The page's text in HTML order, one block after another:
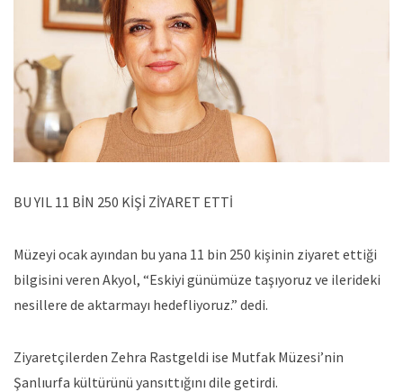
BU YIL 11 BİN 250 KİŞİ ZİYARET ETTİ
Müzeyi ocak ayından bu yana 11 bin 250 kişinin ziyaret ettiği
bilgisini veren Akyol, “Eskiyi günümüze taşıyoruz ve ilerideki
nesillere de aktarmayı hedefliyoruz.” dedi.
Ziyaretçilerden Zehra Rastgeldi ise Mutfak Müzesi’nin
Şanlıurfa kültürünü yansıttığını dile getirdi.